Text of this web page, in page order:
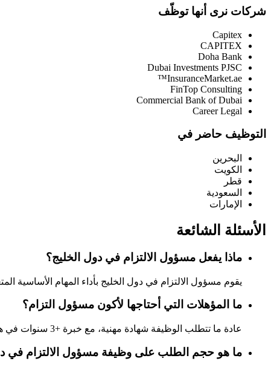
شركات نرى أنها توظّف
Capitex
CAPITEX
Doha Bank
Dubai Investments PJSC
InsuranceMarket.ae™
FinTop Consulting
Commercial Bank of Dubai
Career Legal
التوظيف حاضر في
البحرين
الكويت
قطر
السعودية
الإمارات
الأسئلة الشائعة
ماذا يفعل مسؤول الالتزام في دول الخليج؟
يقوم مسؤول الالتزام في دول الخليج بأداء المهام الأساسية
ما المؤهلات التي أحتاجها لأكون مسؤول التزام؟
عادة ما تتطلب الوظيفة شهادة مهنية، مع خبرة +3 سنوات في هذا المجال.
ما هو حجم الطلب على وظيفة مسؤول الالتزام في